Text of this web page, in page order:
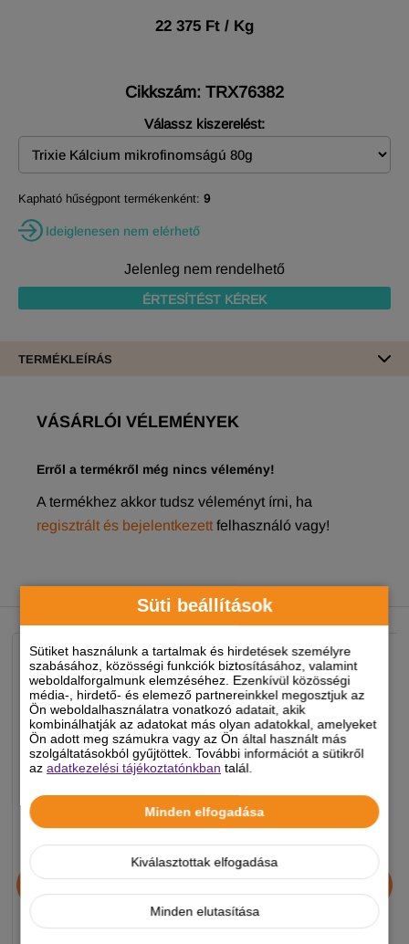
Süti beállítások
Sütiket használunk a tartalmak és hirdetések személyre
szabásához, közösségi funkciók biztosításához, valamint
weboldalforgalmunk elemzéséhez. Ezenkívül közösségi
média-, hirdető- és elemező partnereinkkel megosztjuk az
Ön weboldalhasználatra vonatkozó adatait, akik
kombinálhatják az adatokat más olyan adatokkal, amelyeket
Ön adott meg számukra vagy az Ön által használt más
szolgáltatásokból gyűjtöttek. További információt a sütikről
azadatkezelési tájékoztatónkban talál.
Minden elfogadása
Kiválasztottak elfogadása
Minden elutasítása
22 375 Ft / Kg
Cikkszám: TRX76382
Válassz kiszerelést:
Kapható hűségpont termékenként: 9
Ideiglenesen nem elérhető
Jelenleg nem rendelhető
ÉRTESÍTÉST KÉREK
TERMÉKLEÍRÁS
VÁSÁRLÓI VÉLEMÉNYEK
Erről a termékről még nincs vélemény!
A termékhez akkor tudsz véleményt írni, ha
regisztrált és bejelentkezett felhasználó vagy!
NEKED AJÁNLJUK
JosiDog Economy
Alice Professional Adult